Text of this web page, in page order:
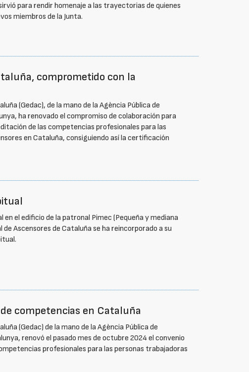
para rendir homenaje a las trayectorias de quienes
miembros de la Junta.
comprometido con la
(Gedac), de la mano de la Agència Pública de
ha renovado el compromiso de colaboración para
de las competencias profesionales para las
en Cataluña, consiguiendo así la certificación
el edificio de la patronal Pimec (Pequeña y mediana
Ascensores de Cataluña se ha reincorporado a su
competencias en Cataluña
(Gedac) de la mano de la Agència Pública de
renovó el pasado mes de octubre 2024 el convenio
profesionales para las personas trabajadoras